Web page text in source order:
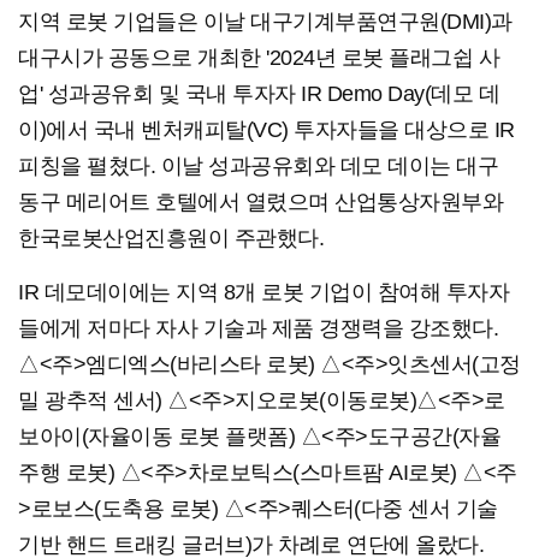
지역 로봇 기업들은 이날 대구기계부품연구원(DMI)과
대구시가 공동으로 개최한 '2024년 로봇 플래그쉽 사
업' 성과공유회 및 국내 투자자 IR Demo Day(데모 데
이)에서 국내 벤처캐피탈(VC) 투자자들을 대상으로 IR
피칭을 펼쳤다. 이날 성과공유회와 데모 데이는 대구
동구 메리어트 호텔에서 열렸으며 산업통상자원부와
한국로봇산업진흥원이 주관했다.
IR 데모데이에는 지역 8개 로봇 기업이 참여해 투자자
들에게 저마다 자사 기술과 제품 경쟁력을 강조했다.
△<주>엠디엑스(바리스타 로봇) △<주>잇츠센서(고정
밀 광추적 센서) △<주>지오로봇(이동로봇)△<주>로
보아이(자율이동 로봇 플랫폼) △<주>도구공간(자율
주행 로봇) △<주>차로보틱스(스마트팜 AI로봇) △<주
>로보스(도축용 로봇) △<주>퀘스터(다중 센서 기술
기반 핸드 트래킹 글러브)가 차례로 연단에 올랐다.